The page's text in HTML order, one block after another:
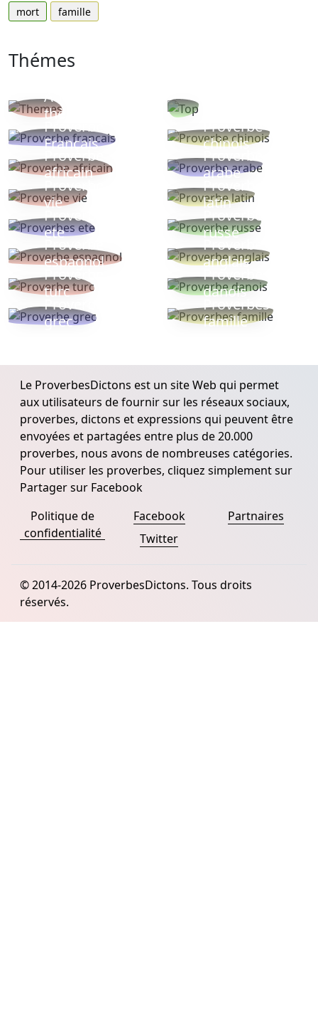
mort
famille
Thémes
Autres
thèmes
Proverbe
Français
Proverbe
chinois
Proverbe
africain
Proverbe
arabe
Proverbe
vie
Proverbe
latin
Proverbes
ete
Proverbe
russe
Proverbe
espagnol
Proverbe
anglais
Proverbe
turc
Proverbe
danois
Proverbe
grec
Proverbes
famille
Le ProverbesDictons est un site Web qui permet
aux utilisateurs de fournir sur les réseaux sociaux,
proverbes, dictons et expressions qui peuvent être
envoyées et partagées entre plus de 20.000
proverbes, nous avons de nombreuses catégories.
Pour utiliser les proverbes, cliquez simplement sur
Partager sur Facebook
Politique de
confidentialité
Facebook
Twitter
Partnaires
© 2014-2026 ProverbesDictons. Tous droits
réservés.